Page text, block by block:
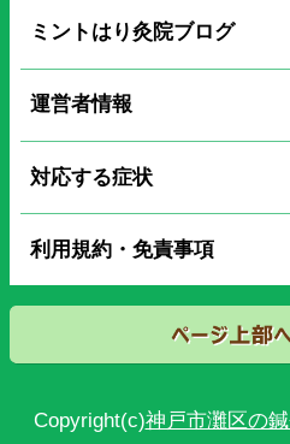
ミントはり灸院ブログ
運営者情報
対応する症状
利用規約・免責事項
Copyright(c)神戸市灘区の